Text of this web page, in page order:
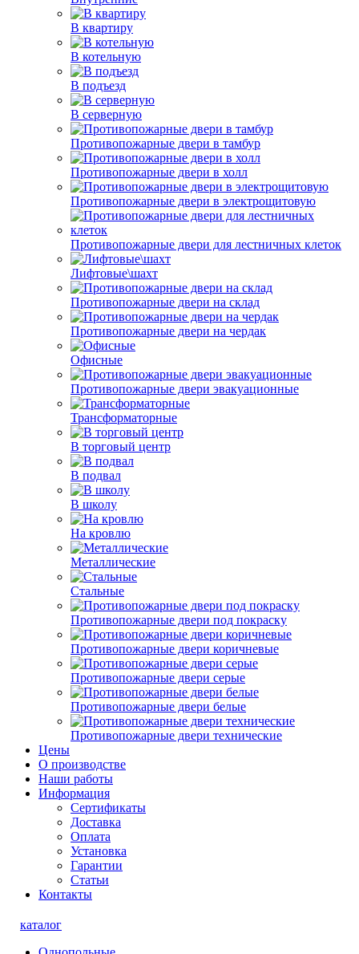
В квартиру
В котельную
В подъезд
В серверную
Противопожарные двери в тамбур
Противопожарные двери в холл
Противопожарные двери в электрощитовую
Противопожарные двери для лестничных клеток
Лифтовые\шахт
Противопожарные двери на склад
Противопожарные двери на чердак
Офисные
Противопожарные двери эвакуационные
Трансформаторные
В торговый центр
В подвал
В школу
На кровлю
Металлические
Стальные
Противопожарные двери под покраску
Противопожарные двери коричневые
Противопожарные двери серые
Противопожарные двери белые
Противопожарные двери технические
Цены
О производстве
Наши работы
Информация
Сертификаты
Доставка
Оплата
Установка
Гарантии
Статьи
Контакты
каталог